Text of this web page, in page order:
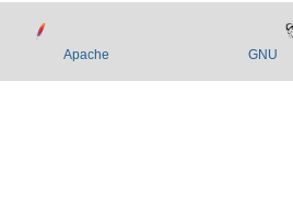
Apache GNU